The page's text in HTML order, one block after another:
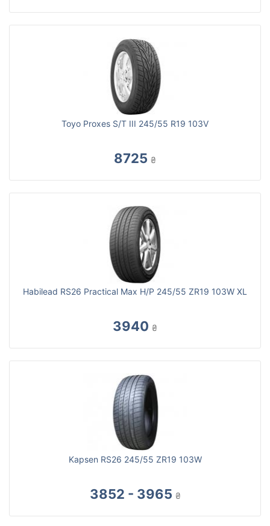
Toyo Proxes S/T III 245/55 R19 103V
8725 ₴
Habilead RS26 Practical Max H/P 245/55 ZR19 103W XL
3940 ₴
Kapsen RS26 245/55 ZR19 103W
3852 - 3965 ₴